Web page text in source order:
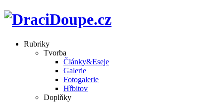
Rubriky
Tvorba
Články&Eseje
Galerie
Fotogalerie
Hřbitov
Doplňky